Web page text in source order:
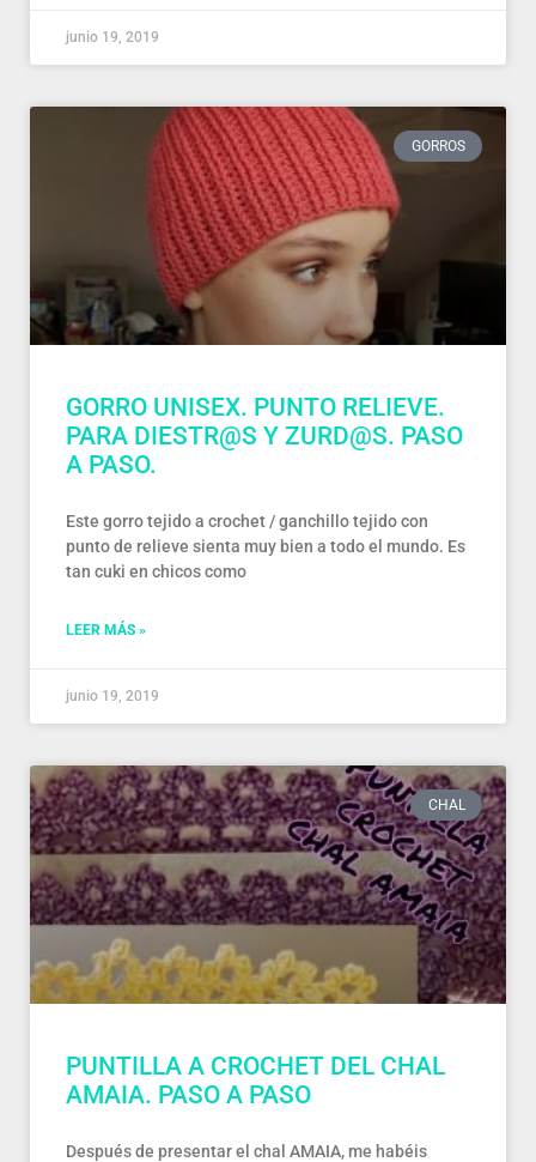
junio 19, 2019
GORROS
GORRO UNISEX. PUNTO RELIEVE.
PARA DIESTR@S Y ZURD@S. PASO
A PASO.
Este gorro tejido a crochet / ganchillo tejido con
punto de relieve sienta muy bien a todo el mundo. Es
tan cuki en chicos como
LEER MÁS »
junio 19, 2019
CHAL
PUNTILLA A CROCHET DEL CHAL
AMAIA. PASO A PASO
Después de presentar el chal AMAIA, me habéis